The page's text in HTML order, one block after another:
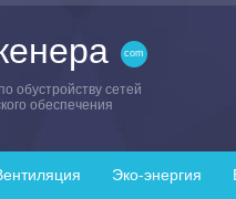
обустройству сетей
обеспечения
Эко-энергия